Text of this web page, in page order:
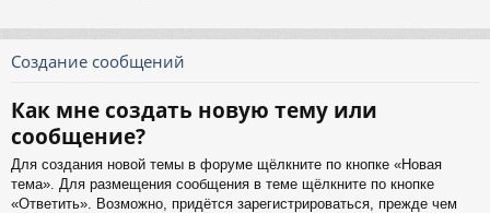
Создание сообщений
Как мне создать новую тему или
сообщение?
Для создания новой темы в форуме щёлкните по кнопке «Новая
тема». Для размещения сообщения в теме щёлкните по кнопке
«Ответить». Возможно, придётся зарегистрироваться, прежде чем